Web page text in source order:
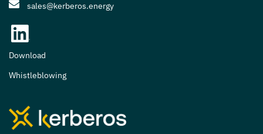
sales@kerberos.energy
Download
Whistleblowing